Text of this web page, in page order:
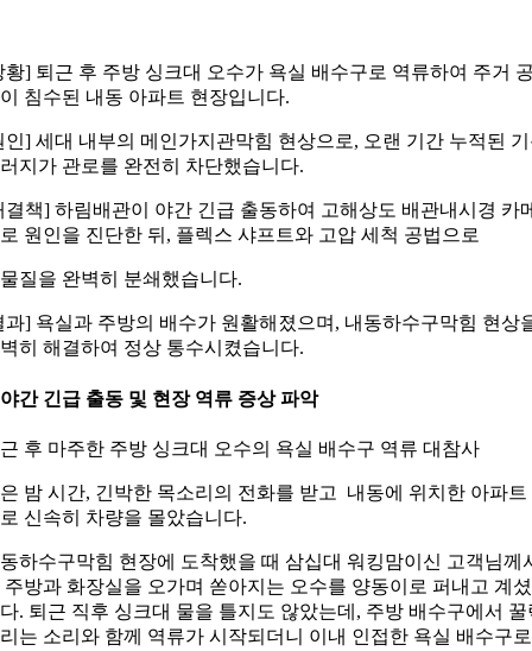
황] 퇴근 후 주방 싱크대 오수가 욕실 배수구로 역류하여 주거
침수된 내동 아파트 현장입니다.
인] 세대 내부의 메인가지관막힘 현상으로, 오랜 기간 누적된
지가 관로를 완전히 차단했습니다.
결책] 하림배관이 야간 긴급 출동하여 고해상도 배관내시경 카
원인을 진단한 뒤, 플렉스 샤프트와 고압 세척 공법으로
질을 완벽히 분쇄했습니다.
과] 욕실과 주방의 배수가 원활해졌으며, 내동하수구막힘 현상
히 해결하여 정상 통수시켰습니다.
간 긴급 출동 및 현장 역류 증상 파악
후 마주한 주방 싱크대 오수의 욕실 배수구 역류 대참사
밤 시간, 긴박한 목소리의 전화를 받고 내동에 위치한 아파트
신속히 차량을 몰았습니다.
하수구막힘 현장에 도착했을 때 삼십대 워킹맘이신 고객님께
주방과 화장실을 오가며 쏟아지는 오수를 양동이로 퍼내고 계
. 퇴근 직후 싱크대 물을 틀지도 않았는데, 주방 배수구에서 꿀
는 소리와 함께 역류가 시작되더니 이내 인접한 욕실 배수구로